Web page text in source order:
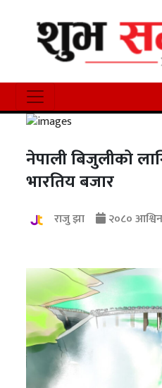
नेपाली बिजुलीको
भारतिय बजार
राजु झा
२०८०